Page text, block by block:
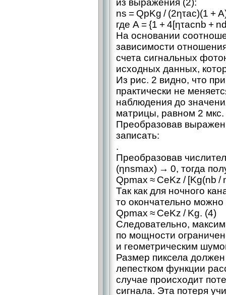
из выражения (2):
ns = QpKg / (2ητac)(1 +
где A = {1 + 4[ητacnb +
На основании
зависимости
счета сигнальных
исходных данных,
Из рис. 2 видно, что
практически не
наблюдения до
матрицы, равном 2 мкс.
Преобразовав
записать:
.
Преобразовав
(ηnsmax) → 0, тогда
Qpmax ≈ CeKz / [Kg(nb /
Так как для ночного
то окончательно можно
Qpmax ≈ CeKz / Kg. (4)
Следовательно,
по мощности
и геометрическим
Размер пиксела
лепестком функции
случае происходит
сигнала. Эта потеря